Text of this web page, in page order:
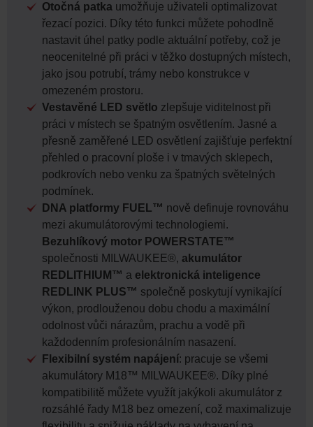
Otočná patka umožňuje uživateli optimalizovat
řezací pozici. Díky této funkci můžete pohodlně
nastavit úhel patky podle aktuální potřeby, což je
neocenitelné při práci v těžko dostupných místech,
jako jsou potrubí, trámy nebo konstrukce v
omezeném prostoru.
Vestavěné LED světlo zlepšuje viditelnost při
práci v místech se špatným osvětlením. Jasné a
přesně zaměřené LED osvětlení zajišťuje perfektní
přehled o pracovní ploše i v tmavých sklepech,
podkrovích nebo venku za špatných světelných
podmínek.
DNA platformy FUEL™ nově definuje rovnováhu
mezi akumulátorovými technologiemi.
Bezuhlíkový motor POWERSTATE™
společnosti MILWAUKEE®, akumulátor
REDLITHIUM™ a elektronická inteligence
REDLINK PLUS™ společně poskytují vynikající
výkon, prodlouženou dobu chodu a maximální
odolnost vůči nárazům, prachu a vodě při
každodenním profesionálním nasazení.
Flexibilní systém napájení: pracuje se všemi
akumulátory M18™ MILWAUKEE®. Díky plné
kompatibilitě můžete využít jakýkoli akumulátor z
rozsáhlé řady M18 bez omezení, což maximalizuje